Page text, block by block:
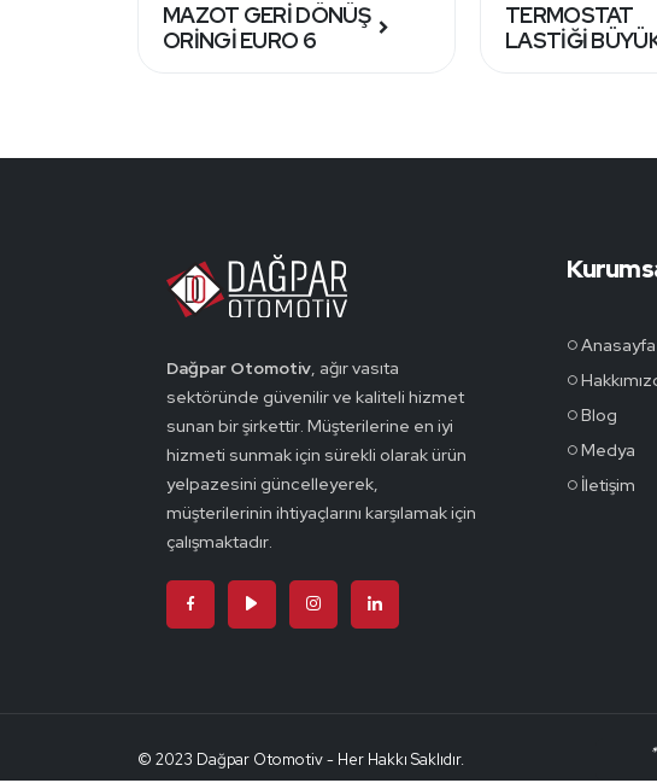
MAZOT GERİ DÖNÜŞ
ORİNGİ EURO 6
TERMOSTAT
LASTİĞİ
Dağpar Otomotiv, ağır vasıta
sektöründe güvenilir ve kaliteli hizmet
sunan bir şirkettir. Müşterilerine en iyi
hizmeti sunmak için sürekli olarak ürün
yelpazesini güncelleyerek,
müşterilerinin ihtiyaçlarını karşılamak için
çalışmaktadır.
Anasayfa
Blog
Medya
İletişim
© 2023 Dağpar Otomotiv - Her Hakkı Saklıdır.